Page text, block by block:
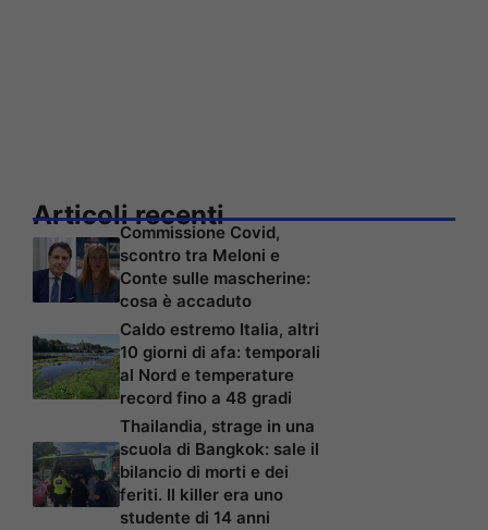
Articoli recenti
Commissione Covid,
scontro tra Meloni e
Conte sulle mascherine:
cosa è accaduto
Caldo estremo Italia, altri
10 giorni di afa: temporali
al Nord e temperature
record fino a 48 gradi
Thailandia, strage in una
scuola di Bangkok: sale il
bilancio di morti e dei
feriti. Il killer era uno
studente di 14 anni